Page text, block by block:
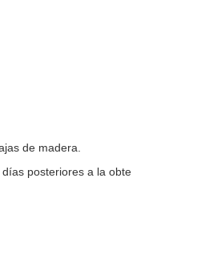
de madera.
posteriores a la obte